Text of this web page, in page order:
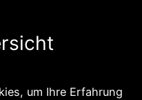
um Ihre Erfahrung